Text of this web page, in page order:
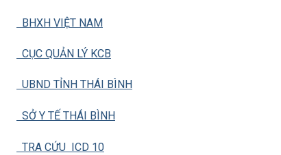
BHXH VIỆT NAM
CỤC QUẢN LÝ KCB
UBND TỈNH THÁI BÌNH
SỞ Y TẾ THÁI BÌNH
TRA CỨU ICD 10